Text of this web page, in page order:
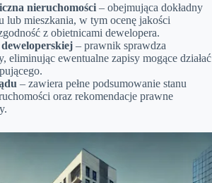
nieruchomości – obejmująca dokładny
lub mieszkania, w tym ocenę jakości
z obietnicami dewelopera.
– prawnik sprawdza
eliminując ewentualne zapisy mogące działać
– zawiera pełne podsumowanie stanu
oraz rekomendacje prawne